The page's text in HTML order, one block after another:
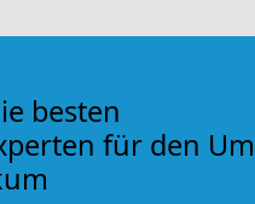
besten
für den